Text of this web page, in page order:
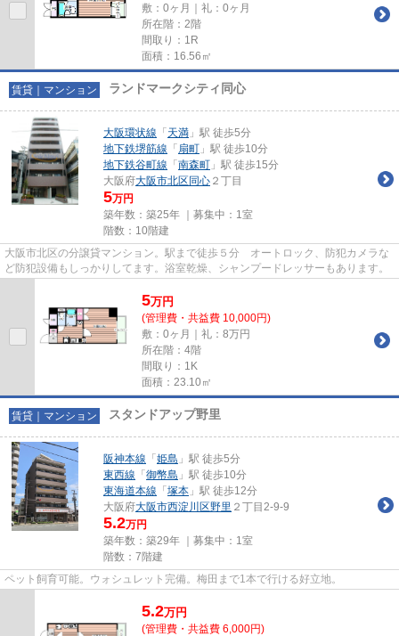
敷：0ヶ月｜礼：0ヶ月
所在階：2階
間取り：1R
面積：16.56㎡
賃貸｜マンション ランドマークシティ同心
大阪環状線 「 天満 」駅 徒歩5分
地下鉄堺筋線 「 扇町 」駅 徒歩10分
地下鉄谷町線 「 南森町 」駅 徒歩15分
大阪府大阪市北区 同心 ２丁目
5万円
築年数：築25年 ｜募集中： 1室
階数：10階建
大阪市北区の分譲貸マンション。駅まで徒歩５分 オートロック、防犯カメラな
ど防犯設備もしっかりしてます。浴室乾燥、シャンプードレッサーもあります。
5万円
(管理費・共益費 10,000円)
敷：0ヶ月｜礼：8万円
所在階：4階
間取り：1K
面積：23.10㎡
賃貸｜マンション スタンドアップ野里
阪神本線 「 姫島 」駅 徒歩5分
東西線 「 御幣島 」駅 徒歩10分
東海道本線 「 塚本 」駅 徒歩12分
大阪府大阪市西淀川区野里 ２丁目2-9-9
5.2万円
築年数：築29年 ｜募集中： 1室
階数：7階建
ペット飼育可能。ウォシュレット完備。梅田まで1本で行ける好立地。
5.2万円
(管理費・共益費 6,000円)